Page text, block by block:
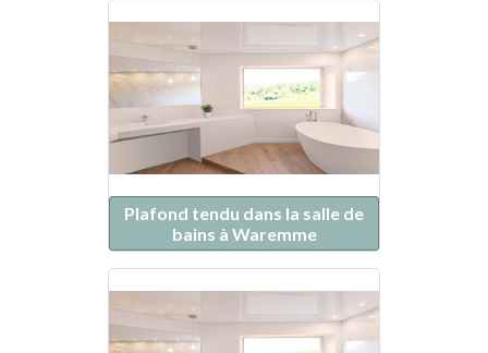
Plafond tendu dans la salle de
bains à Waremme